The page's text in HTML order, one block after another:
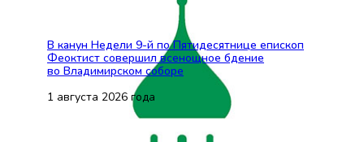
В канун Недели 9-й по Пятидесятнице епископ
Феоктист совершил всенощное бдение
во Владимирском соборе
1 августа 2026 года